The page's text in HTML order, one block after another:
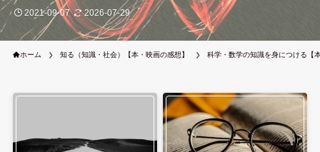
2021-09-07 2026-07-29
ホーム 知る（知識・社会）【本・映画の感想】 科学・数学の知識を身につける【